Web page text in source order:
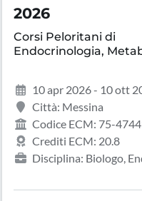
2026
Corsi Peloritani di
Endocrinologia,
10 apr 2026 - 10 ott
Città: Messina
Codice ECM: 75-
Crediti ECM: 20.8
Disciplina: Biologo,
Infermiere, Malattie